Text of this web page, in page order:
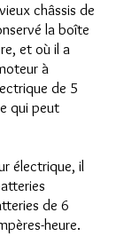
châssis de
la boîte
et où il a
à
de 5
qui peut
électrique, il
de 6
heure.